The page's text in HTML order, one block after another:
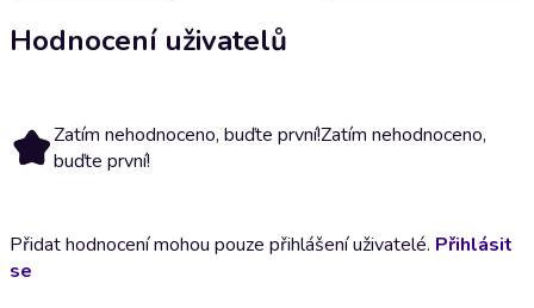
Hodnocení uživatelů
Zatím nehodnoceno, buďte první!Zatím nehodnoceno,
buďte první!
Přidat hodnocení mohou pouze přihlášení uživatelé. Přihlásit
se